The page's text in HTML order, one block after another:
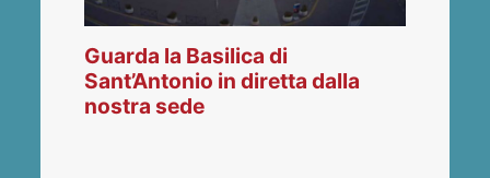
Guarda la Basilica di
Sant’Antonio in diretta dalla
nostra sede